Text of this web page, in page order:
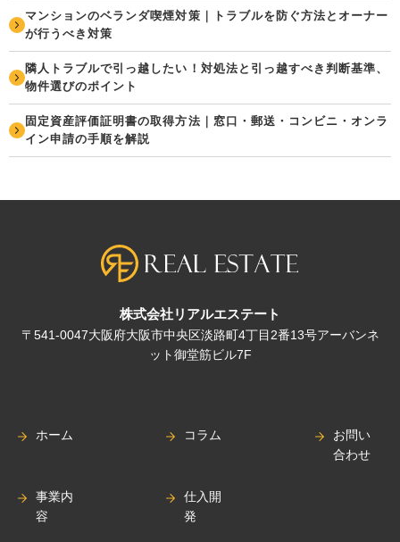
マンションのベランダ喫煙対策｜トラブルを防ぐ方法とオーナー
が行うべき対策
隣人トラブルで引っ越したい！対処法と引っ越すべき判断基準、
物件選びのポイント
固定資産評価証明書の取得方法｜窓口・郵送・コンビニ・オンラ
イン申請の手順を解説
株式会社リアルエステート
〒541-0047大阪府大阪市中央区淡路町4丁目2番13号アーバンネ
ット御堂筋ビル7F
ホーム
事業内
容
コラム
仕入開
発
お問い
合わせ